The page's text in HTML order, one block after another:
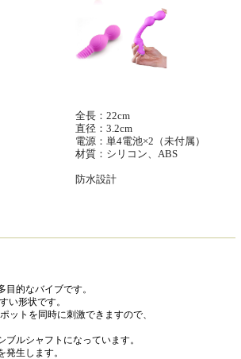
全長：22cm
直径：3.2cm
電源：単4電池×2（未付属）
材質： シリコン、ABS
防水設計
的なバイブです。
い形状です。
ットを同時に刺激できますので、
ルシャフトになっています。
生します。